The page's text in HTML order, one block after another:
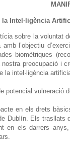
Intel·ligència
sobre la voluntat
l’objectiu
biomètriques
preocupació i
la intel·ligència
potencial vulneració
en els drets
Dublín. Els trasllats
en els darrers